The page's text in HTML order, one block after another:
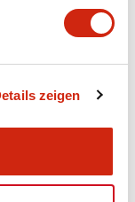
zeigen